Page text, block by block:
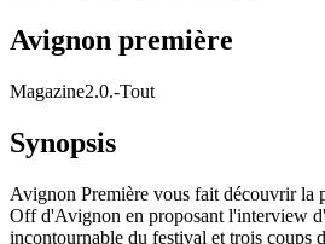
Avignon première
Magazine2.0.-Tout
Synopsis
Avignon Première vous fait découvrir la
Off d'Avignon en proposant l'interview
incontournable du festival et trois coups